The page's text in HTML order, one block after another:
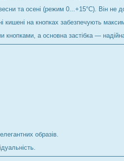
та осені (режим 0...+15°C). Він не
на кнопках забезпечують
кнопками, а основна застібка —
образів.